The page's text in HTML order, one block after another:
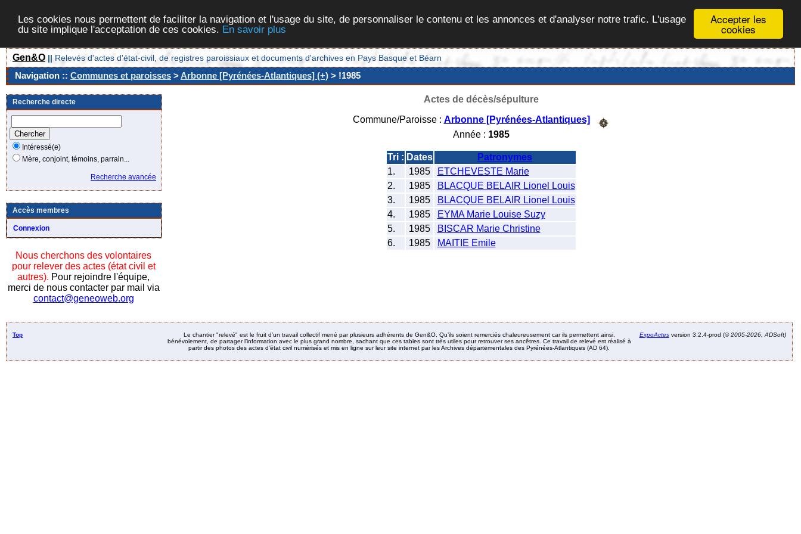
Accepter les
cookies
Les cookies nous permettent de faciliter la navigation et l'usage du site, de personnaliser le contenu et les annonces et d'analyser notre trafic. L'usage
du site implique l'acceptation de ces cookies. En savoir plus
Gen&O || Relevés d'actes d'état-civil, de registres paroissiaux et documents d'archives en Pays Basque et Béarn
Navigation :: Communes et paroisses >Arbonne [Pyrénées-Atlantiques] (+) > !1985
Recherche directe
Intéressé(e)
Mère, conjoint, témoins, parrain...
Recherche avancée
Accès membres
Connexion
Nous cherchons des volontaires
pour relever des actes (état civil et
autres). Pour rejoindre l'équipe,
merci de nous contacter par mail via
contact@geneoweb.org
Actes de décès/sépulture
Commune/Paroisse : Arbonne [Pyrénées-Atlantiques]
Année : 1985
Tri : Dates
Patronymes
1.
1985
ETCHEVESTE Marie
2.
1985
BLACQUE BELAIR Lionel Louis
3.
1985
BLACQUE BELAIR Lionel Louis
4.
1985
EYMA Marie Louise Suzy
5.
1985
BISCAR Marie Christine
6.
1985 MAITIE Emile
Top
Le chantier "relevé" est le fruit d’un travail collectif mené par plusieurs adhérents de Gen&O. Qu’ils soient remerciés chaleureusement car ils permettent ainsi,
bénévolement, de partager l’information avec le plus grand nombre, sachant que ces tables sont très utiles pour retrouver ses ancêtres. Ce travail de relevé est réalisé à
partir des photos des actes d’état civil numérisés et mis en ligne sur leur site internet par les Archives départementales des Pyrénées-Atlantiques (AD 64).
ExpoActesversion 3.2.4-prod (©2005-2026, ADSoft)